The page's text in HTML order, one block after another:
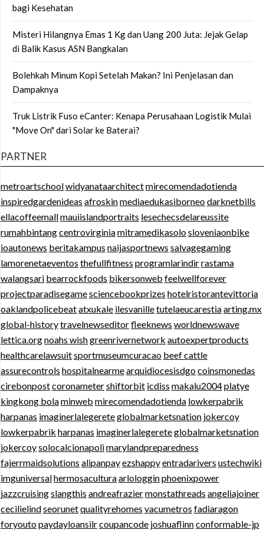
bagi Kesehatan
Misteri Hilangnya Emas 1 Kg dan Uang 200 Juta: Jejak Gelap
di Balik Kasus ASN Bangkalan
Bolehkah Minum Kopi Setelah Makan? Ini Penjelasan dan
Dampaknya
Truk Listrik Fuso eCanter: Kenapa Perusahaan Logistik Mulai
"Move On" dari Solar ke Baterai?
PARTNER
metroartschoolwidyanataarchitectmirecomendadotienda
inspiredgardenideas afroskinmediaedukasiborneodarknetbills
ellacoffeemallmauiislandportraits lesechecsdelareussite
rumahbintangcentrovirginiamitramedikasolosloveniaonbike
ioautonews beritakampus naijasportnews salvagegaming
lamorenetaeventos thefullfitness programlarindirrastama
walangsari bearrockfoods bikersonweb feelwellforever
projectparadisegamesciencebookprizes hotelristorantevittoria
oaklandpolicebeatatxukale ilesvanilletutelaeucarestiaarting.mx
global-historytravelnewseditorfleeknews worldnewswave
lettica.orgnoahs wishgreenrivernetwork autoexpertproducts
healthcarelawsuitsportmuseumcuracao beef cattle
assurecontrols hospitalnearmearquidiocesisdgocoinsmonedas
cirebonpostcoronametershiftorbit icdiss makalu2004platye
kingkong bolaminweb mirecomendadotienda lowkerpabrik
harpanas imaginerlalegereteglobalmarketsnation jokercoy
lowkerpabrik harpanas imaginerlalegereteglobalmarketsnation
jokercoysolocalcionapolimarylandpreparedness
fajerrmaidsolutions alipanpayezshappyentradarivers ustechwiki
imguniversalhermosaculturaarlologginphoenixpower
jazzcruisingslangthis andreafraziermonstathreads angeliajoiner
cecilielindseorunetqualityrehomes vacumetros fadiaragon
foryoutopaydayloansilrcoupancode joshuaflinnconformable-jp